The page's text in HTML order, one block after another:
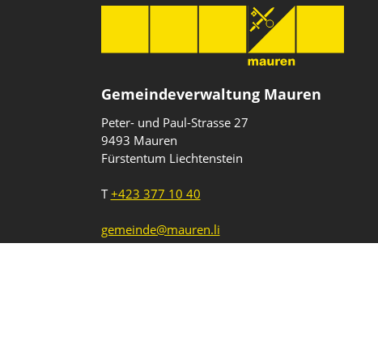
Gemeindeverwaltung Mauren
Peter- und Paul-Strasse 27
9493 Mauren
Fürstentum Liechtenstein
T+423 377 10 40
gemeinde@mauren.li